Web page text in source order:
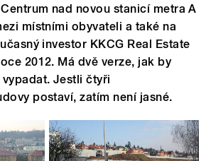
nad novou stanicí metra A
místními obyvateli a také na
investor KKCG Real Estate
2012. Má dvě verze, jak by
Jestli čtyři
postaví, zatím není jasné.